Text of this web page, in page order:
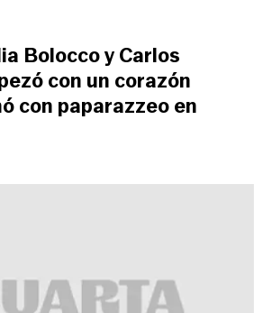
Bolocco y Carlos
con un corazón
con paparazzeo en